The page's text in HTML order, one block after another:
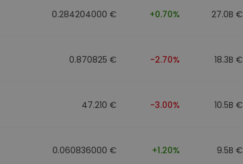
0.284204000 € +0.70% 27.0B €
0.870825 € -2.70% 18.3B €
47.210 € -3.00% 10.5B €
0.060836000 € +1.20% 9.5B €